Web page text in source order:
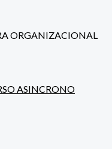
ORGANIZACIONAL
ASINCRONO